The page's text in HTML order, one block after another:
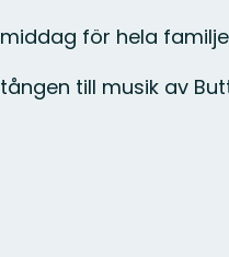
för hela
till musik av